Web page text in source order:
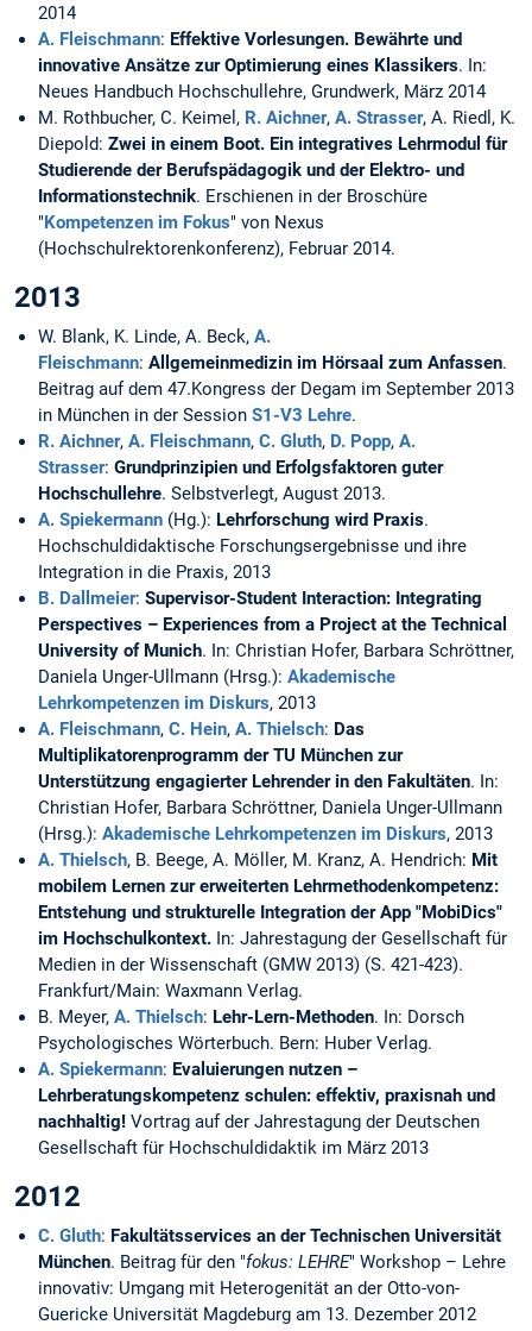
2014
A. Fleischmann: Effektive Vorlesungen. Bewährte und
innovative Ansätze zur Optimierung eines Klassikers. In:
Neues Handbuch Hochschullehre, Grundwerk, März 2014
M. Rothbucher, C. Keimel, R. Aichner, A. Strasser, A. Riedl, K.
Diepold: Zwei in einem Boot. Ein integratives Lehrmodul für
Studierende der Berufspädagogik und der Elektro- und
Informationstechnik. Erschienen in der Broschüre
"Kompetenzen im Fokus" von Nexus
(Hochschulrektorenkonferenz), Februar 2014.
2013
W. Blank, K. Linde, A. Beck, A.
Fleischmann: Allgemeinmedizin im Hörsaal zum Anfassen.
Beitrag auf dem 47.Kongress der Degam im September 2013
in München in der Session S1-V3 Lehre.
R. Aichner, A. Fleischmann, C. Gluth, D. Popp, A.
Strasser: Grundprinzipien und Erfolgsfaktoren guter
Hochschullehre. Selbstverlegt, August 2013.
A. Spiekermann (Hg.): Lehrforschung wird Praxis.
Hochschuldidaktische Forschungsergebnisse und ihre
Integration in die Praxis, 2013
B. Dallmeier: Supervisor-Student Interaction: Integrating
Perspectives – Experiences from a Project at the Technical
University of Munich. In: Christian Hofer, Barbara Schröttner,
Daniela Unger-Ullmann (Hrsg.): Akademische
Lehrkompetenzen im Diskurs, 2013
A. Fleischmann, C. Hein, A. Thielsch: Das
Multiplikatorenprogramm der TU München zur
Unterstützung engagierter Lehrender in den Fakultäten. In:
Christian Hofer, Barbara Schröttner, Daniela Unger-Ullmann
(Hrsg.): Akademische Lehrkompetenzen im Diskurs, 2013
A. Thielsch, B. Beege, A. Möller, M. Kranz, A. Hendrich: Mit
mobilem Lernen zur erweiterten Lehrmethodenkompetenz:
Entstehung und strukturelle Integration der App "MobiDics"
im Hochschulkontext. In: Jahrestagung der Gesellschaft für
Medien in der Wissenschaft (GMW 2013) (S. 421-423).
Frankfurt/Main: Waxmann Verlag.
B. Meyer, A. Thielsch: Lehr-Lern-Methoden. In: Dorsch
Psychologisches Wörterbuch. Bern: Huber Verlag.
A. Spiekermann: Evaluierungen nutzen –
Lehrberatungskompetenz schulen: effektiv, praxisnah und
nachhaltig! Vortrag auf der Jahrestagung der Deutschen
Gesellschaft für Hochschuldidaktik im März 2013
2012
C. Gluth: Fakultätsservices an der Technischen Universität
München. Beitrag für den "fokus: LEHRE" Workshop – Lehre
innovativ: Umgang mit Heterogenität an der Otto-von-
Guericke Universität Magdeburg am 13. Dezember 2012